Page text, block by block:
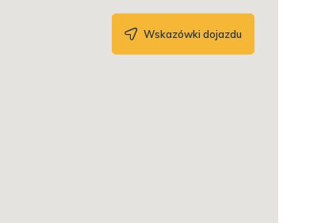
Wskazówki dojazdu